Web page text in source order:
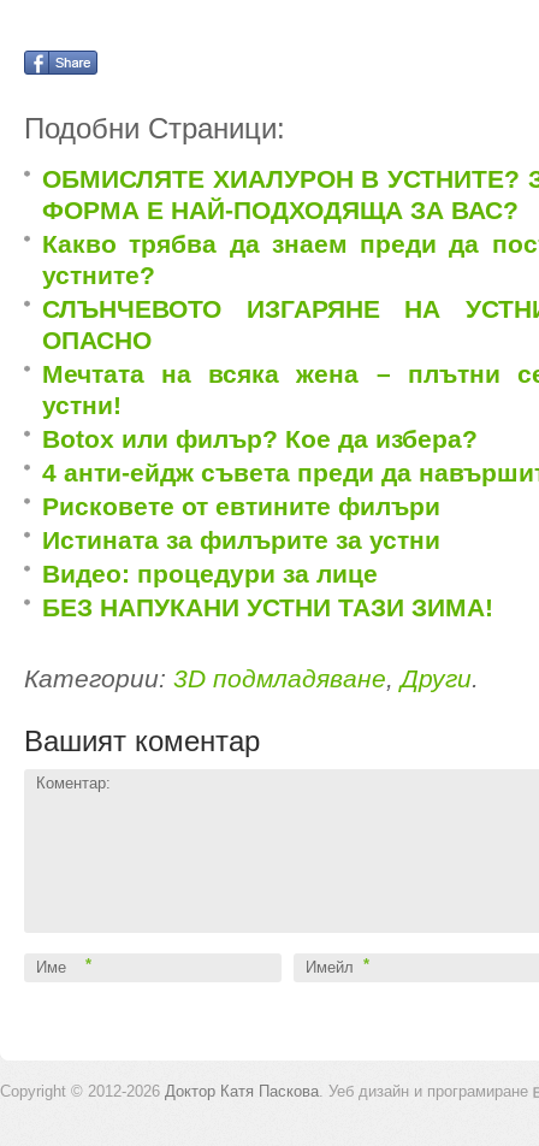
Подобни Страници:
ОБМИСЛЯТЕ ХИАЛУРОН В УСТНИТЕ?
ФОРМА Е НАЙ-ПОДХОДЯЩА ЗА ВАС?
Какво трябва да знаем преди да
устните?
СЛЪНЧЕВОТО ИЗГАРЯНЕ НА
ОПАСНО
Мечтата на всяка жена – плътни
устни!
Botox или филър? Кое да избера?
4 анти-ейдж съвета преди да
Рисковете от евтините филъри
Истината за филърите за устни
Видео: процедури за лице
БЕЗ НАПУКАНИ УСТНИ ТАЗИ ЗИМА!
Категории: 3D подмладяване,Други.
Вашият коментар
Коментар:
Име * Имейл *
Copyright © 2012-2026 Доктор Катя Паскова Уеб дизайн и програмиране